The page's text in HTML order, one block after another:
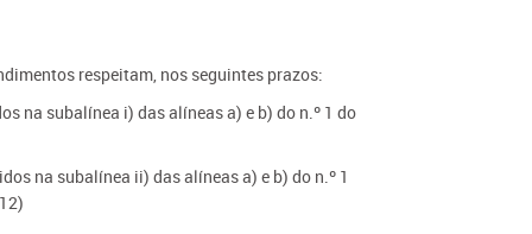
respeitam, nos seguintes prazos:
na subalínea i) das alíneas a) e b) do n.º 1 do
na subalínea ii) das alíneas a) e b) do n.º 1